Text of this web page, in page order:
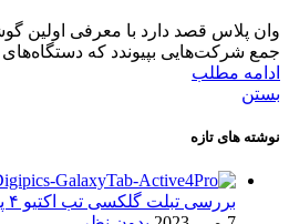
وان پلاس قصد دارد با معرفی اولین
جمع شرکت‌هایی بپیوندد که
ادامه مطلب
بستن
نوشته های تازه
بررسی تبلت گلکسی تب اکتیو ۴ پرو؛ تبلت روزهای سخت